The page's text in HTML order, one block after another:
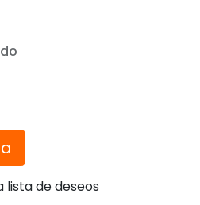
lista de deseos